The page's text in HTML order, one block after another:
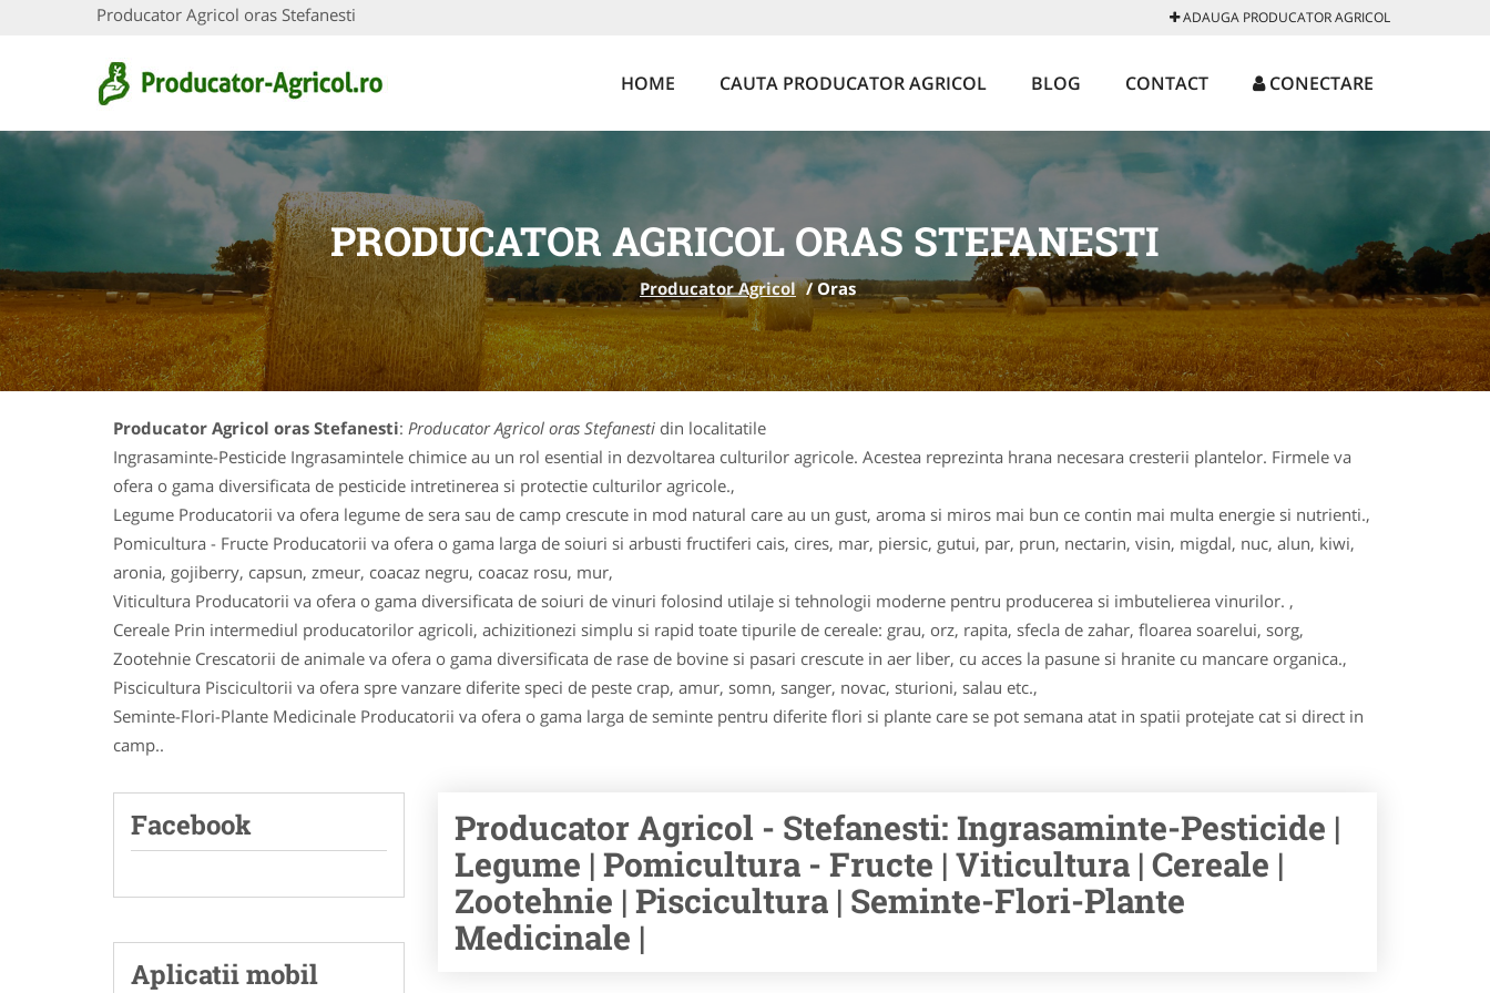
Producator Agricol oras Stefanesti ADAUGA PRODUCATOR AGRICOL
HOME CAUTA PRODUCATOR AGRICOL BLOG CONTACT CONECTARE
PRODUCATOR AGRICOL ORAS STEFANESTI
Producator Agricol /Oras
Producator Agricol oras Stefanesti: Producator Agricol oras Stefanesti din localitatile
Ingrasaminte-Pesticide Ingrasamintele chimice au un rol esential in dezvoltarea culturilor agricole. Acestea reprezinta hrana necesara cresterii plantelor. Firmele va
ofera o gama diversificata de pesticide intretinerea si protectie culturilor agricole.,
Legume Producatorii va ofera legume de sera sau de camp crescute in mod natural care au un gust, aroma si miros mai bun ce contin mai multa energie si nutrienti.,
Pomicultura - Fructe Producatorii va ofera o gama larga de soiuri si arbusti fructiferi cais, cires, mar, piersic, gutui, par, prun, nectarin, visin, migdal, nuc, alun, kiwi,
aronia, gojiberry, capsun, zmeur, coacaz negru, coacaz rosu, mur,
Viticultura Producatorii va ofera o gama diversificata de soiuri de vinuri folosind utilaje si tehnologii moderne pentru producerea si imbutelierea vinurilor. ,
Cereale Prin intermediul producatorilor agricoli, achizitionezi simplu si rapid toate tipurile de cereale: grau, orz, rapita, sfecla de zahar, floarea soarelui, sorg,
Zootehnie Crescatorii de animale va ofera o gama diversificata de rase de bovine si pasari crescute in aer liber, cu acces la pasune si hranite cu mancare organica.,
Piscicultura Piscicultorii va ofera spre vanzare diferite speci de peste crap, amur, somn, sanger, novac, stu­ri­oni, salau etc.,
Seminte-Flori-Plante Medicinale Producatorii va ofera o gama larga de seminte pentru diferite flori si plante care se pot semana atat in spatii protejate cat si direct in
camp..
Facebook
Aplicatii mobil
Producator Agricol - Stefanesti: Ingrasaminte-Pesticide |
Legume | Pomicultura - Fructe | Viticultura | Cereale |
Zootehnie | Piscicultura | Seminte-Flori-Plante
Medicinale |